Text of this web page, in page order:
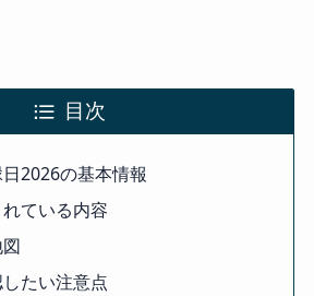
目次
2026の基本情報
ている内容
たい注意点